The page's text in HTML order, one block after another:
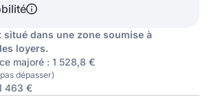
situé dans une zone soumise à
loyers.
majoré : 1 528,8 €
dépasser)
463 €